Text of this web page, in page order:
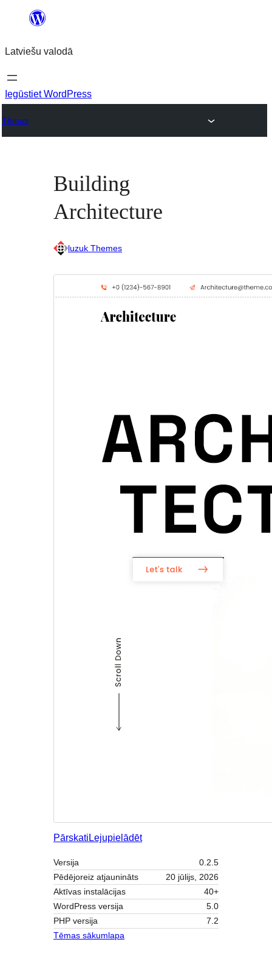
Pāriet
saturu
Latviešu valodā
Iegūstiet WordPress
Tēmas
Building
Architecture
luzuk Themes
Pārskati Lejupielādēt
Versija
0.2.5
Pēdējoreiz atjaunināts
20 jūlijs, 2026
Aktīvas instalācijas
40+
WordPress versija
5.0
PHP versija
7.2
Tēmas sākumlapa